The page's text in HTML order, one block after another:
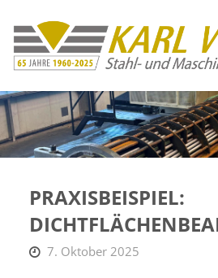
PRAXISBEISPIEL:
7. Oktober 2025